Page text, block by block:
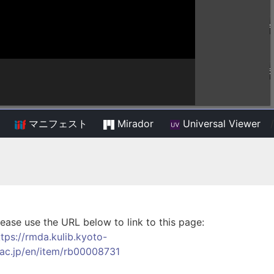
マニフェスト Mirador Universal Viewer
use the URL below to link to this page:
rmda.kulib.kyoto-
en/item/rb00008731